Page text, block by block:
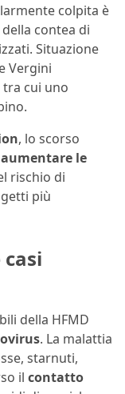
colpita è
contea di
Situazione
Vergini
tra cui uno
, lo scorso
aumentare le
rischio di
più
della HFMD
. La malattia
starnuti,
il contatto